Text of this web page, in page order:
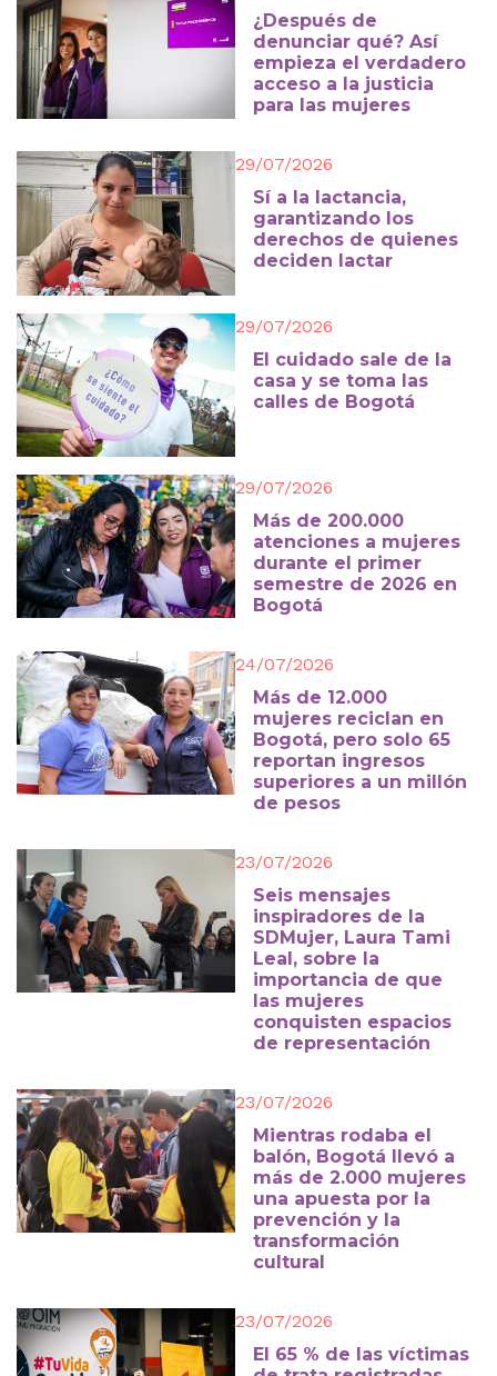
¿Después de
denunciar qué? Así
empieza el verdadero
acceso a la justicia
para las mujeres
29/07/2026
Sí a la lactancia,
garantizando los
derechos de quienes
deciden lactar
29/07/2026
El cuidado sale de la
casa y se toma las
calles de Bogotá
29/07/2026
Más de 200.000
atenciones a mujeres
durante el primer
semestre de 2026 en
Bogotá
24/07/2026
Más de 12.000
mujeres reciclan en
Bogotá, pero solo 65
reportan ingresos
superiores a un millón
de pesos
23/07/2026
Seis mensajes
inspiradores de la
SDMujer, Laura Tami
Leal, sobre la
importancia de que
las mujeres
conquisten espacios
de representación
23/07/2026
Mientras rodaba el
balón, Bogotá llevó a
más de 2.000 mujeres
una apuesta por la
prevención y la
transformación
cultural
23/07/2026
El 65 % de las víctimas